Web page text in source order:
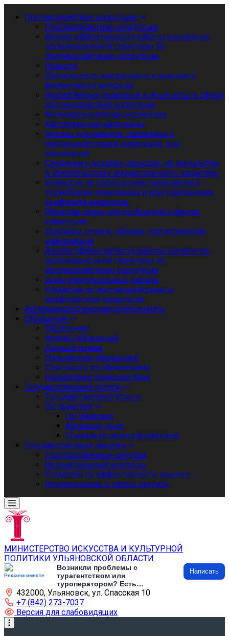
Противодействие коррупции
Противодействие коррупции
Анализ эффективности работы элементов
организационной структуры по
противодействию коррупции
Новости
Деятельность внутреннего и внешнего
финансового контроля
Нормативные правовые и иные акты в сфере
противодействия коррупции
Антикоррупционная экспертиза
Методические материалы
Формы документов, связанные с
противодействием коррупции, для
заполнения
Сведения о доходах, расходах, об имуществе
и обязательствах имущественного характера
Комиссия по соблюдению требований к
служебному поведению и урегулированию
конфликта интересов
Обратная связь для сообщений о фактах
коррупции
Доклады, отчеты, обзоры, статистическая
информация
Анализ эффективности работы элементов
организационной структуры по
противодействию коррупции
Зоны коррупционных рисков
Комиссия по противодействию и
профилактике коррупции
Антитеррористическая деятельность
Обращения
Обращения
Формы обращений
Личный приём
Письменное обращение
Отчетность по обращениям
Нормативно правовая база
Государственные услуги
Государственные услуги
По тематике
По тематике
Архивное дело
Социально ориентированные
Государственные закупки
Государственные закупки
Ведомственный контроль
Комиссия по эффективности закупок
Нормирование в сфере закупок
МИНИСТЕРСТВО ИСКУССТВА И КУЛЬТУРНОЙ
ПОЛИТИКИ УЛЬЯНОВСКОЙ ОБЛАСТИ
Решаем вместе
Возникли проблемы с
турагентством или
туроператором? Есть
предложения по развитию
туризма и туристической
инфраструктуры? Напишите об
этом
Написать
432000, Ульяновск, ул. Спасская 10
+7 (842) 273-7037
Версия для слабовидящих